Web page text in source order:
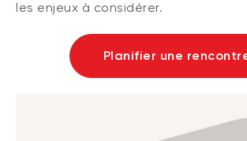
les enjeux à considérer.
Planifier une